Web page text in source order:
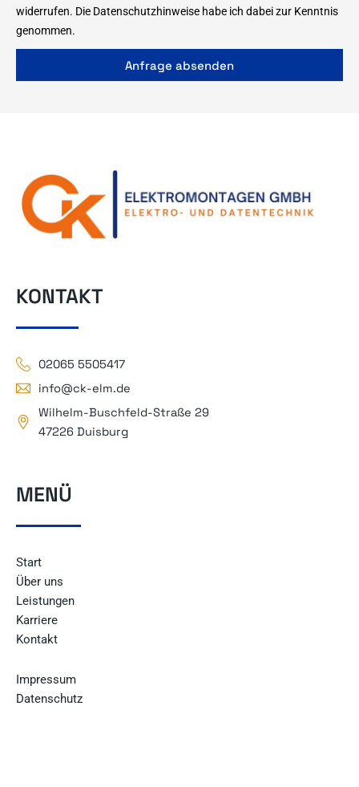
widerrufen. Die Datenschutzhinweise habe ich dabei zur Kenntnis
genommen.
Anfrage absenden
KONTAKT
02065 5505417
info@ck-elm.de
Wilhelm-Buschfeld-Straße 29
47226 Duisburg
MENÜ
Start
Über uns
Leistungen
Karriere
Kontakt
Impressum
Datenschutz